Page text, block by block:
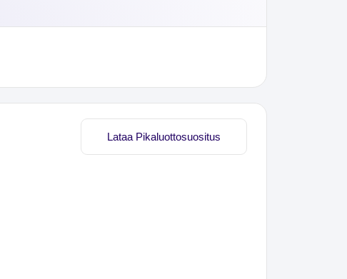
Lataa Pikaluottosuositus